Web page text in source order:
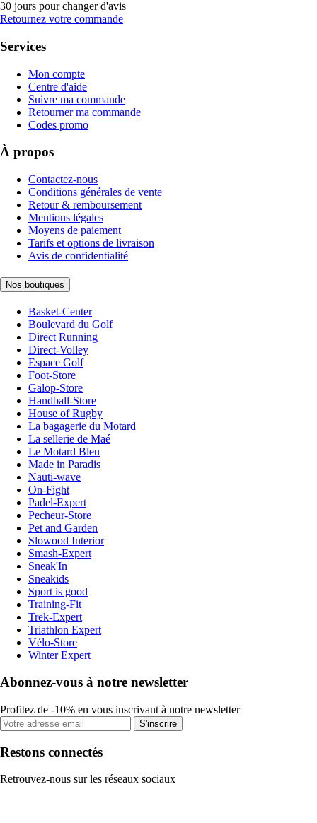
30 jours pour changer d'avis
Retournez votre commande
Services
Mon compte
Centre d'aide
Suivre ma commande
Retourner ma commande
Codes promo
À propos
Contactez-nous
Conditions générales de vente
Retour & remboursement
Mentions légales
Moyens de paiement
Tarifs et options de livraison
Avis de confidentialité
Nos boutiques
Basket-Center
Boulevard du Golf
Direct Running
Direct-Volley
Espace Golf
Foot-Store
Galop-Store
Handball-Store
House of Rugby
La bagagerie du Motard
La sellerie de Maé
Le Motard Bleu
Made in Paradis
Nauti-wave
On-Fight
Padel-Expert
Pecheur-Store
Pet and Garden
Slowood Interior
Smash-Expert
Sneak'In
Sneakids
Sport is good
Training-Fit
Trek-Expert
Triathlon Expert
Vélo-Store
Winter Expert
Abonnez-vous à notre newsletter
Profitez de -10% en vous inscrivant à notre newsletter
S'inscrire
Restons connectés
Retrouvez-nous sur les réseaux sociaux